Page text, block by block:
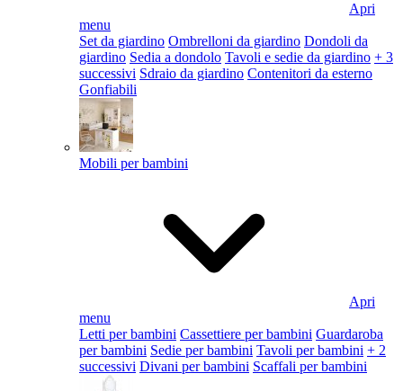
Apri
menu
Set da giardino Ombrelloni da giardino Dondoli da
giardino Sedia a dondolo Tavoli e sedie da giardino + 3
successivi Sdraio da giardino Contenitori da esterno
Gonfiabili
Mobili per bambini
Apri
menu
Letti per bambini Cassettiere per bambini Guardaroba
per bambini Sedie per bambini Tavoli per bambini + 2
successivi Divani per bambini Scaffali per bambini